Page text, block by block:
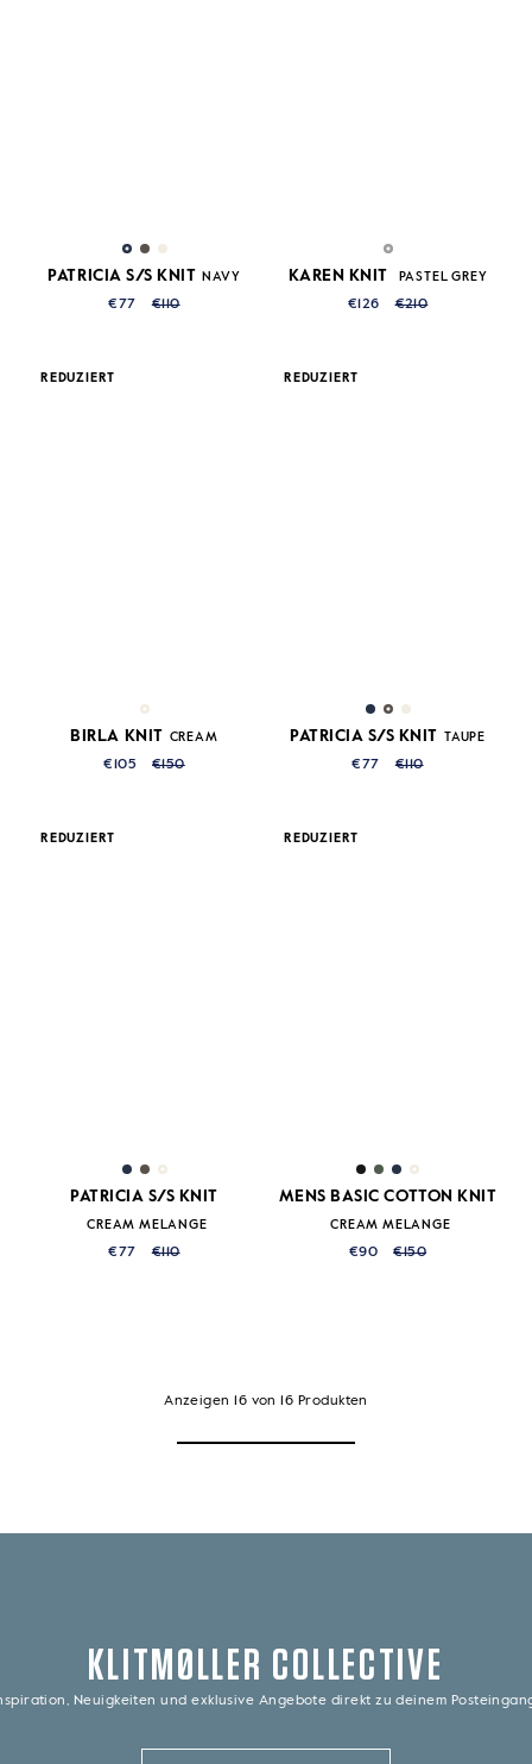
PATRICIA S/S KNIT NAVY
€77 €110
KAREN KNIT PASTEL GREY
€126 €210
REDUZIERT
BIRLA KNIT CREAM
€105 €150
REDUZIERT
PATRICIA S/S KNIT TAUPE
€77 €110
REDUZIERT
PATRICIA S/S KNIT
CREAM MELANGE
€77 €110
REDUZIERT
MENS BASIC COTTON KNIT
CREAM MELANGE
€90 €150
Anzeigen 16 von 16 Produkten
KLITMØLLER COLLECTIVE
Neuigkeiten und exklusive Angebote direkt zu deinem